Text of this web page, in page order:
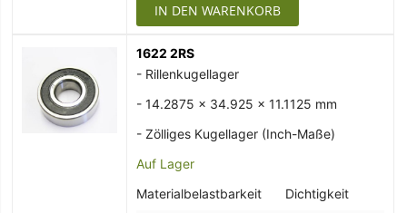
IN DEN WARENKORB
1622 2RS
- Rillenkugellager
- 14.2875 x 34.925 x 11.1125 mm
- Zölliges Kugellager (Inch-Maße)
Auf Lager
Materialbelastbarkeit
Dichtigkeit